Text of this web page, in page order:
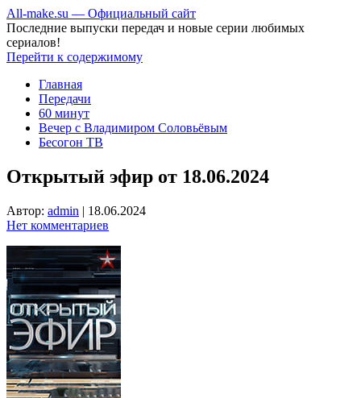
All-make.su — Официальный сайт
Последние выпуски передач и новые серии любимых
сериалов!
Перейти к содержимому
Главная
Передачи
60 минут
Вечер с Владимиром Соловьёвым
Бесогон ТВ
Открытый эфир от 18.06.2024
Автор: admin | 18.06.2024
Нет комментариев